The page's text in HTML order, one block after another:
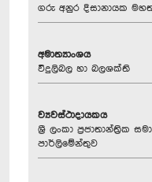
ගරු අනුර දිසානායක
අමාත්‍යාංශය
විදුලිබල හා බලශක්ති
ව්‍යවස්ථාදායකය
ශ්‍රී ලංකා ප්‍රජාතාන්ත්‍රික
පාර්ලිමේන්තුව